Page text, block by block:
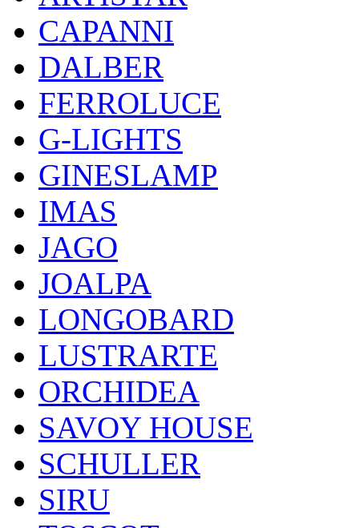
CAPANNI
DALBER
FERROLUCE
G-LIGHTS
GINESLAMP
IMAS
JAGO
JOALPA
LONGOBARD
LUSTRARTE
ORCHIDEA
SAVOY HOUSE
SCHULLER
SIRU